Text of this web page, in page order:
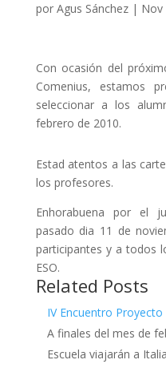
por Agus Sánchez| Nov
Con ocasión del
Comenius, estamos
seleccionar a los
febrero de 2010.
Estad atentos a las
los profesores.
Enhorabuena por el
pasado dia 11 de
participantes y a todos
ESO.
Related Posts
IV Encuentro
A finales del mes de
Escuela viajarán a